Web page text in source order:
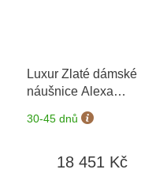
Luxur Zlaté dámské
náušnice Alexa
+ možnost
výměny do 90 dní
30-45 dnů
18 451 Kč